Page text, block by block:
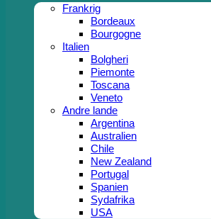
Frankrig
Bordeaux
Bourgogne
Italien
Bolgheri
Piemonte
Toscana
Veneto
Andre lande
Argentina
Australien
Chile
New Zealand
Portugal
Spanien
Sydafrika
USA